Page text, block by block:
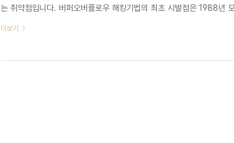
는 취약점입니다. 버퍼오버플로우 해킹기법의 최초 시발점은 1988년
피해액만 100만달러가 넘었다고하네요. 버퍼오버플로우에 대한 간단
고 할수있습니다.(이하 BoF) BoF 취약점은 포인터가 존재하는 c/
더보기